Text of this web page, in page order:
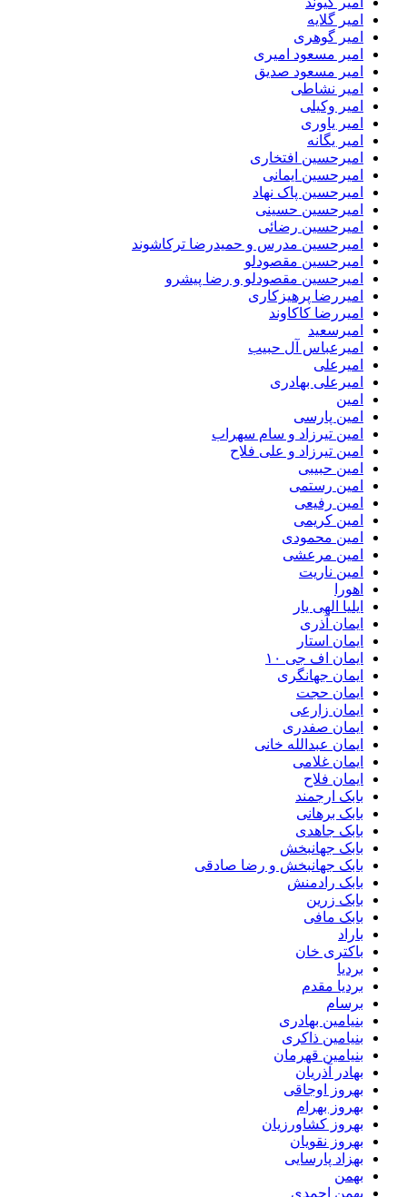
امیر گلایه
امیر گوهری
امیر مسعود امیری
امیر مسعود صدیق
امیر نشاطی
امیر وکیلی
امیر یاوری
امیر یگانه
امیرحسین افتخاری
امیرحسین ایمانی
امیرحسین پاک نهاد
امیرحسین حسینی
امیرحسین رضائی
امیرحسین مدرس و حمیدرضا ترکاشوند
امیرحسین مقصودلو
امیرحسین مقصودلو و رضا پیشرو
امیررضا پرهیزکاری
امیررضا کاکاوند
امیرسعید
امیرعباس آل حبیب
امیرعلی
امیرعلی بهادری
امین
امین پارسی
امین تیرزاد و سام سهراب
امین تیرزاد و علی فلاح
امین حبیبی
امین رستمی
امین رفیعی
امین کریمی
امین محمودی
امین مرعشی
امین ناریت
اهورا
ایلیا الهی یار
ایمان آذری
ایمان استار
ایمان اف جی ۱۰
ایمان جهانگری
ایمان حجت
ایمان زارعی
ایمان صفدری
ایمان عبدالله خانی
ایمان غلامی
ایمان فلاح
بابک ارجمند
بابک برهانی
بابک جاهدی
بابک جهانبخش
بابک جهانبخش و رضا صادقی
بابک رادمنش
بابک زرین
بابک مافی
باراد
باکتری خان
بردیا
بردیا مقدم
برسام
بنیامین بهادری
بنیامین ذاکری
بنیامین قهرمان
بهادر آذریان
بهروز اوجاقی
بهروز بهرام
بهروز کشاورزیان
بهروز نقویان
بهزاد پارسایی
بهمن
بهمن احمدی